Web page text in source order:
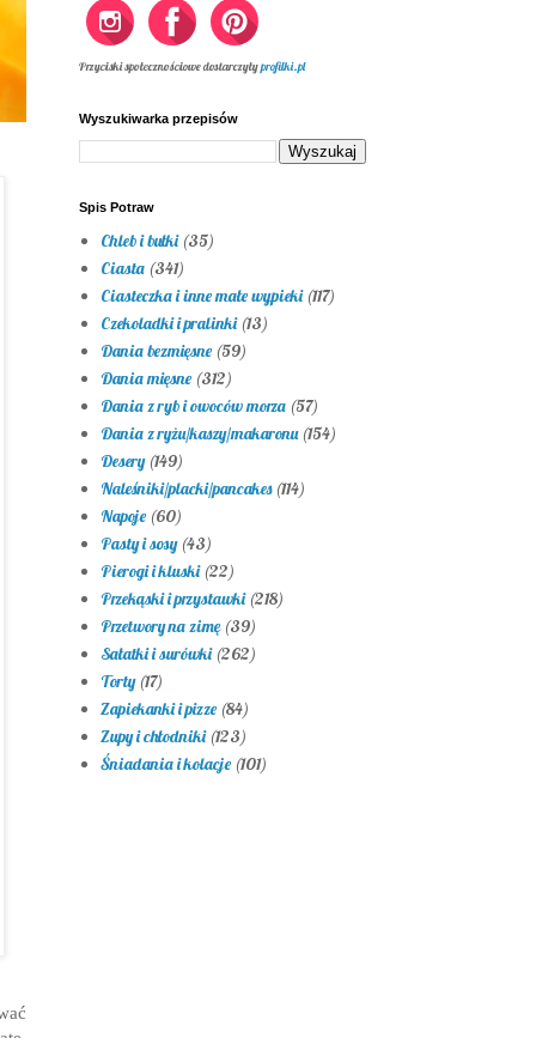
Przyciski społecznościowe dostarczyłyprofilki.pl
Wyszukiwarka przepisów
Spis Potraw
Chleb i bułki (35)
Ciasta (341)
Ciasteczka i inne małe wypieki (117)
Czekoladki i pralinki (13)
Dania bezmięsne (59)
Dania mięsne (312)
Dania z ryb i owoców morza (57)
Dania z ryżu/kaszy/makaronu (154)
Desery (149)
Naleśniki/placki/pancakes (114)
Napoje (60)
Pasty i sosy (43)
Pierogi i kluski (22)
Przekąski i przystawki (218)
Przetwory na zimę (39)
Sałatki i surówki (262)
Torty (17)
Zapiekanki i pizze (84)
Zupy i chłodniki (123)
Śniadania i kolacje (101)